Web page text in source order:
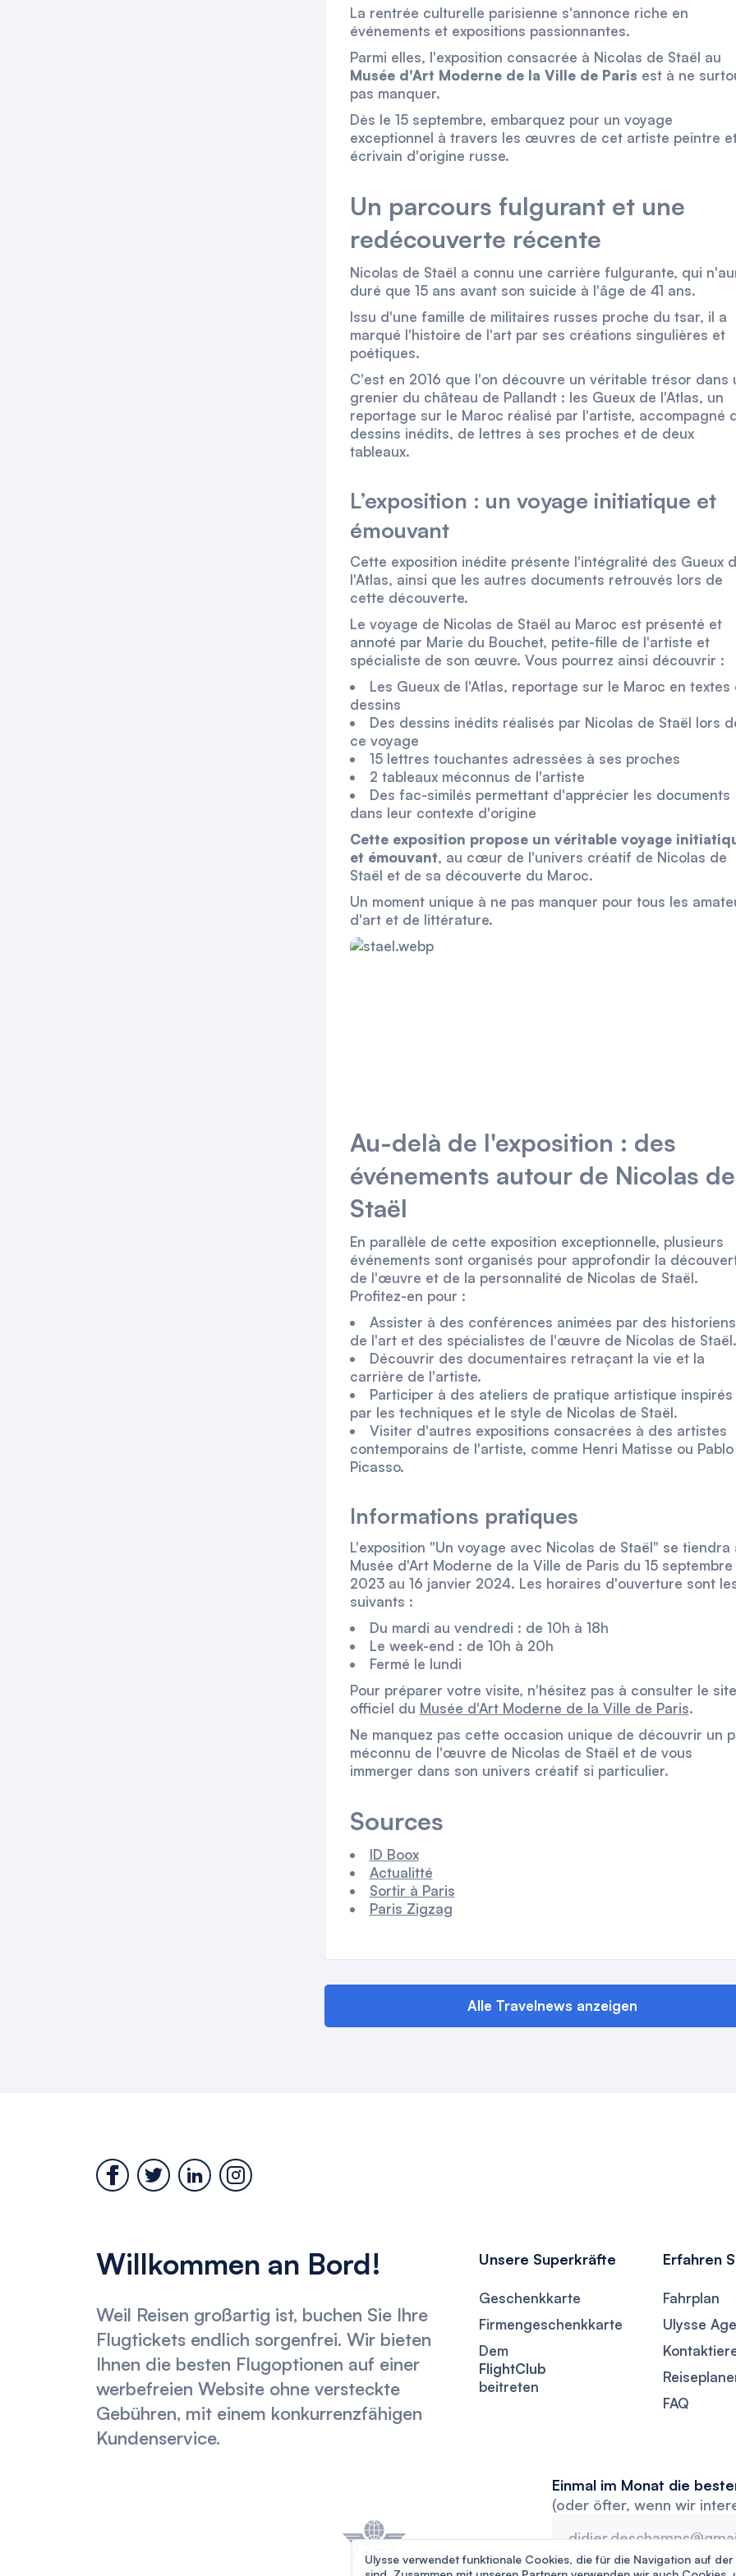
La rentrée culturelle parisienne s'annonce riche en
événements et expositions passionnantes.
Parmi elles, l'exposition consacrée à Nicolas de Staël au
Musée d'Art Moderne de la Ville de Paris est à ne
pas manquer.
Dès le 15 septembre, embarquez pour un voyage
exceptionnel à travers les œuvres de cet artiste peintre
écrivain d'origine russe.
Un parcours fulgurant et une
redécouverte récente
Nicolas de Staël a connu une carrière fulgurante, qui
duré que 15 ans avant son suicide à l'âge de 41 ans.
Issu d'une famille de militaires russes proche du tsar, il a
marqué l'histoire de l'art par ses créations singulières et
poétiques.
C'est en 2016 que l'on découvre un véritable trésor dans
grenier du château de Pallandt : les Gueux de l'Atlas, un
reportage sur le Maroc réalisé par l'artiste, accompagné
dessins inédits, de lettres à ses proches et de deux
tableaux.
L’exposition : un voyage initiatique et
émouvant
Cette exposition inédite présente l'intégralité des Gueux
l'Atlas, ainsi que les autres documents retrouvés lors de
cette découverte.
Le voyage de Nicolas de Staël au Maroc est présenté et
annoté par Marie du Bouchet, petite-fille de l'artiste et
spécialiste de son œuvre. Vous pourrez ainsi découvrir :
Les Gueux de l'Atlas, reportage sur le Maroc en textes
dessins
Des dessins inédits réalisés par Nicolas de Staël lors
ce voyage
15 lettres touchantes adressées à ses proches
2 tableaux méconnus de l'artiste
Des fac-similés permettant d'apprécier les documents
dans leur contexte d'origine
Cette exposition propose un véritable voyage
et émouvant, au cœur de l'univers créatif de Nicolas de
Staël et de sa découverte du Maroc.
Un moment unique à ne pas manquer pour tous les
d'art et de littérature.
Au-delà de l'exposition : des
événements autour de Nicolas de
Staël
En parallèle de cette exposition exceptionnelle, plusieurs
événements sont organisés pour approfondir la
de l'œuvre et de la personnalité de Nicolas de Staël.
Profitez-en pour :
Assister à des conférences animées par des historiens
de l'art et des spécialistes de l'œuvre de Nicolas de Staël.
Découvrir des documentaires retraçant la vie et la
carrière de l'artiste.
Participer à des ateliers de pratique artistique inspirés
par les techniques et le style de Nicolas de Staël.
Visiter d'autres expositions consacrées à des artistes
contemporains de l'artiste, comme Henri Matisse ou Pablo
Picasso.
Informations pratiques
L'exposition "Un voyage avec Nicolas de Staël" se tiendra
Musée d'Art Moderne de la Ville de Paris du 15 septembre
2023 au 16 janvier 2024. Les horaires d'ouverture sont
suivants :
Du mardi au vendredi : de 10h à 18h
Le week-end : de 10h à 20h
Fermé le lundi
Pour préparer votre visite, n'hésitez pas à consulter le site
officiel du Musée d'Art Moderne de la Ville de Paris.
Ne manquez pas cette occasion unique de découvrir un
méconnu de l'œuvre de Nicolas de Staël et de vous
immerger dans son univers créatif si particulier.
Sources
ID Boox
Actualitté
Sortir à Paris
Paris Zigzag
Alle Travelnews anzeigen
Ulysse verwendet funktionale Cookies, die für die Navigation auf
Willkommen an Bord!
Weil Reisen großartig ist, buchen Sie Ihre
Flugtickets endlich sorgenfrei. Wir bieten
Ihnen die besten Flugoptionen auf einer
werbefreien Website ohne versteckte
Gebühren, mit einem konkurrenzfähigen
Kundenservice.
Unsere Superkräfte
Geschenkkarte
Firmengeschenkkarte
Dem
FlightClub
beitreten
Erfahren
Fahrplan
Ulysse
FAQ
Einmal im Monat die
(oder öfter, wenn wir